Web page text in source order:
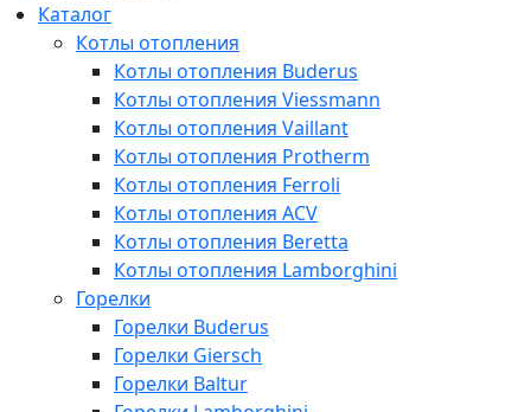
Каталог
Котлы отопления
Котлы отопления Buderus
Котлы отопления Viessmann
Котлы отопления Vaillant
Котлы отопления Protherm
Котлы отопления Ferroli
Котлы отопления ACV
Котлы отопления Beretta
Котлы отопления Lamborghini
Горелки
Горелки Buderus
Горелки Giersch
Горелки Baltur